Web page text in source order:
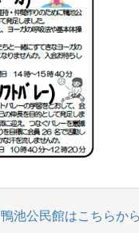
鴨池公民館はこちらから